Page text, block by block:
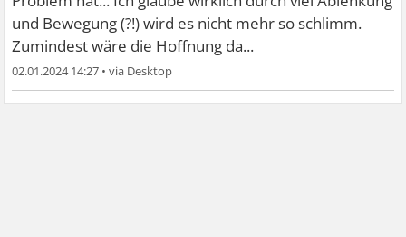
und Bewegung (?!) wird es nicht mehr so schlimm.
Zumindest wäre die Hoffnung da...
02.01.2024 14:27 •